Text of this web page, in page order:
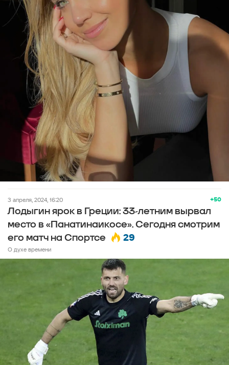
+50
3 апреля, 2024, 16:20
Лодыгин ярок в Греции: 33-летним вырвал
место в «Панатинаикосе». Сегодня смотрим
его матч на Спортсе
29
О духе времени